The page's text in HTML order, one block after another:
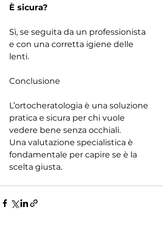
È sicura?
Sì, se seguita da un professionista
e con una corretta igiene delle
lenti.
Conclusione
L’ortocheratologia è una soluzione
pratica e sicura per chi vuole
vedere bene senza occhiali.
Una valutazione specialistica è
fondamentale per capire se è la
scelta giusta.